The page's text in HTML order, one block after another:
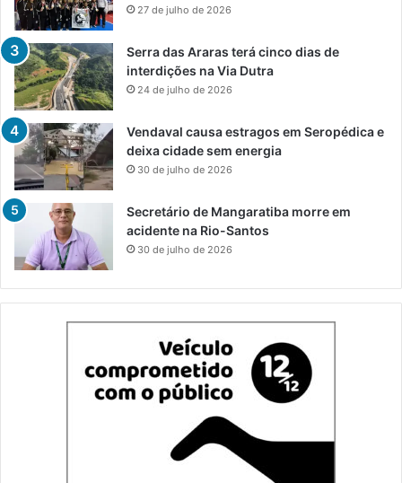
27 de julho de 2026
Serra das Araras terá cinco dias de
interdições na Via Dutra
24 de julho de 2026
Vendaval causa estragos em Seropédica e
deixa cidade sem energia
30 de julho de 2026
Secretário de Mangaratiba morre em
acidente na Rio-Santos
30 de julho de 2026